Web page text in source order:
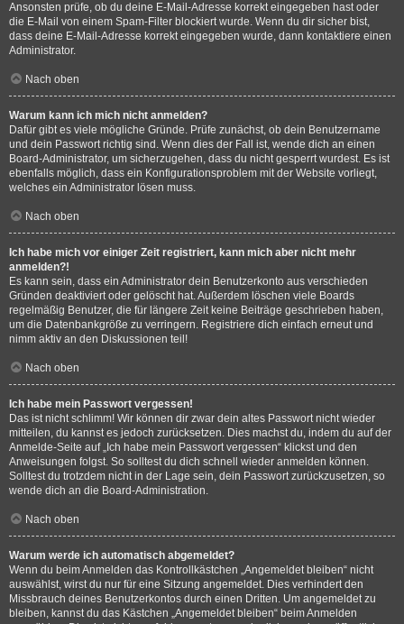
Ansonsten prüfe, ob du deine E-Mail-Adresse korrekt eingegeben hast oder
die E-Mail von einem Spam-Filter blockiert wurde. Wenn du dir sicher bist,
dass deine E-Mail-Adresse korrekt eingegeben wurde, dann kontaktiere einen
Administrator.
Nach oben
Warum kann ich mich nicht anmelden?
Dafür gibt es viele mögliche Gründe. Prüfe zunächst, ob dein Benutzername
und dein Passwort richtig sind. Wenn dies der Fall ist, wende dich an einen
Board-Administrator, um sicherzugehen, dass du nicht gesperrt wurdest. Es ist
ebenfalls möglich, dass ein Konfigurationsproblem mit der Website vorliegt,
welches ein Administrator lösen muss.
Nach oben
Ich habe mich vor einiger Zeit registriert, kann mich aber nicht mehr
anmelden?!
Es kann sein, dass ein Administrator dein Benutzerkonto aus verschieden
Gründen deaktiviert oder gelöscht hat. Außerdem löschen viele Boards
regelmäßig Benutzer, die für längere Zeit keine Beiträge geschrieben haben,
um die Datenbankgröße zu verringern. Registriere dich einfach erneut und
nimm aktiv an den Diskussionen teil!
Nach oben
Ich habe mein Passwort vergessen!
Das ist nicht schlimm! Wir können dir zwar dein altes Passwort nicht wieder
mitteilen, du kannst es jedoch zurücksetzen. Dies machst du, indem du auf der
Anmelde-Seite auf „Ich habe mein Passwort vergessen“ klickst und den
Anweisungen folgst. So solltest du dich schnell wieder anmelden können.
Solltest du trotzdem nicht in der Lage sein, dein Passwort zurückzusetzen, so
wende dich an die Board-Administration.
Nach oben
Warum werde ich automatisch abgemeldet?
Wenn du beim Anmelden das Kontrollkästchen „Angemeldet bleiben“ nicht
auswählst, wirst du nur für eine Sitzung angemeldet. Dies verhindert den
Missbrauch deines Benutzerkontos durch einen Dritten. Um angemeldet zu
bleiben, kannst du das Kästchen „Angemeldet bleiben“ beim Anmelden